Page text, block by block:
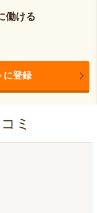
働ける
に登録
ミ